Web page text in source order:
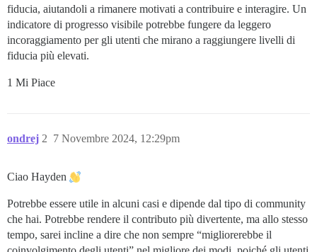
fiducia, aiutandoli a rimanere motivati a contribuire e interagire. Un
indicatore di progresso visibile potrebbe fungere da leggero
incoraggiamento per gli utenti che mirano a raggiungere livelli di
fiducia più elevati.
1 Mi Piace
ondrej 7 Novembre 2024, 12:29pm
2
Ciao Hayden
Potrebbe essere utile in alcuni casi e dipende dal tipo di community
che hai. Potrebbe rendere il contributo più divertente, ma allo stesso
tempo, sarei incline a dire che non sempre “migliorerebbe il